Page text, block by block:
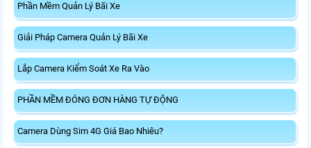
Phần Mềm Quản Lý Bãi Xe
Giải Pháp Camera Quản Lý Bãi Xe
Lắp Camera Kiểm Soát Xe Ra Vào
PHẦN MỀM ĐÓNG ĐƠN HÀNG TỰ ĐỘNG
Camera Dùng Sim 4G Giá Bao Nhiêu?